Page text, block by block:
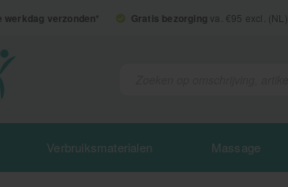
werkdag verzonden* Gratis bezorging va. €95 excl. (NL)
Verbruiksmaterialen Massage